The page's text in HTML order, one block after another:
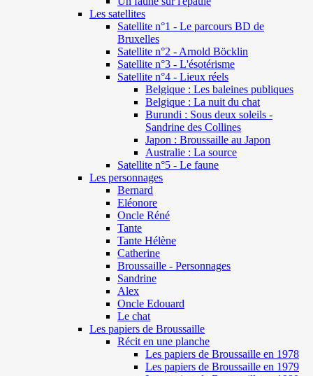
Les satellites
Satellite n°1 - Le parcours BD de
Bruxelles
Satellite n°2 - Arnold Böcklin
Satellite n°3 - L'ésotérisme
Satellite n°4 - Lieux réels
Belgique : Les baleines publiques
Belgique : La nuit du chat
Burundi : Sous deux soleils -
Sandrine des Collines
Japon : Broussaille au Japon
Australie : La source
Satellite n°5 - Le faune
Les personnages
Bernard
Eléonore
Oncle Réné
Tante
Tante Hélène
Catherine
Broussaille - Personnages
Sandrine
Alex
Oncle Edouard
Le chat
Les papiers de Broussaille
Récit en une planche
Les papiers de Broussaille en 1978
Les papiers de Broussaille en 1979